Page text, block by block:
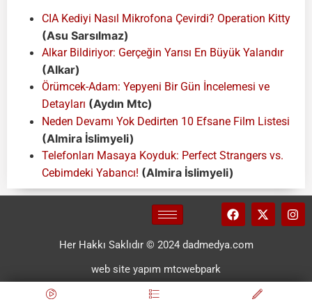
CIA Kediyi Nasıl Mikrofona Çevirdi? Operation Kitty
(Asu Sarsılmaz)
Alkar Bildiriyor: Gerçeğin Yarısı En Büyük Yalandır
(Alkar)
Örümcek-Adam: Yepyeni Bir Gün İncelemesi ve
Detayları (Aydın Mtc)
Neden Devamı Yok Dedirten 10 Efsane Film Listesi
(Almira İslimyeli)
Telefonları Masaya Koyduk: Perfect Strangers vs.
Cebimdeki Yabancı! (Almira İslimyeli)
Her Hakkı Saklıdır © 2024 dadmedya.com
web site yapım mtcwebpark